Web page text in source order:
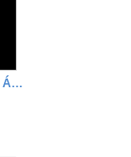
María Ruiz Montes CDD B2 - Área 4